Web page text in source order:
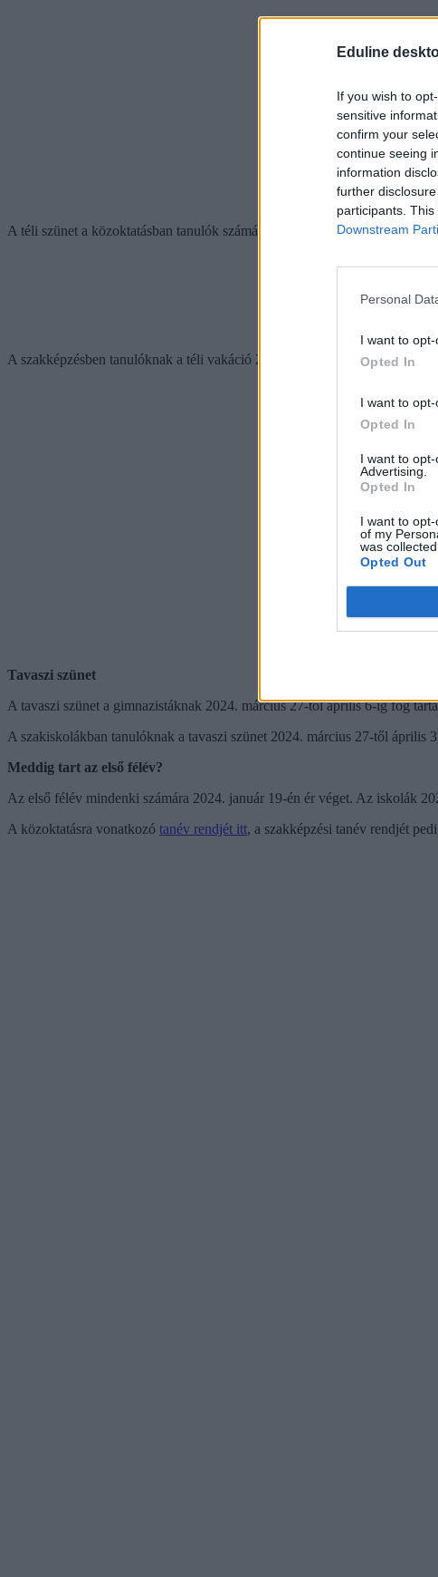
Eduline
If you wish to
sensitive
confirm your
continue seeing
information
further
participants.
Downstream
Personal
I want to
Opted In
I want to
Opted In
I want to
Advertising.
Opted In
I want to
of my
was collected.
Opted Out
A téli szünet a közoktatásban tanulók számára 2023. december 22-én
A szakképzésben tanulóknak a téli vakáció 2023. december 20-tól
Tavaszi szünet
A tavaszi szünet a gimnazistáknak 2024. március 27-től április 6-ig fog
A szakiskolákban tanulóknak a tavaszi szünet 2024. március 27-től április
Meddig tart az első félév?
Az első félév mindenki számára 2024. január 19-én ér véget. Az iskolák
A közoktatásra vonatkozó tanév rendjét itt, a szakképzési tanév rendjét